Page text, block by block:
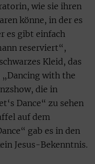
wie sie ihren
könne, in der es
es gibt einfach
reserviert“,
Kleid, das
with the
die in
Dance“ zu sehen
auf dem
gab es in den
Jesus-Bekenntnis.